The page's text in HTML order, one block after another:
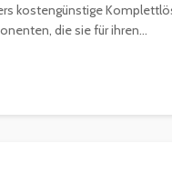
kostengünstige
die sie für ihren...